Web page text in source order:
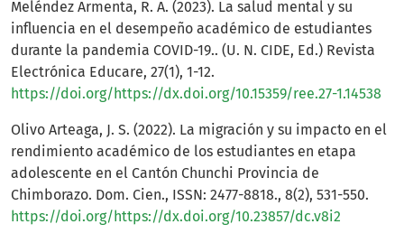
Meléndez Armenta, R. A. (2023). La salud mental y su
influencia en el desempeño académico de estudiantes
durante la pandemia COVID-19.. (U. N. CIDE, Ed.) Revista
Electrónica Educare, 27(1), 1-12.
https://doi.org/https://dx.doi.org/10.15359/ree.27-1.14538
Olivo Arteaga, J. S. (2022). La migración y su impacto en el
rendimiento académico de los estudiantes en etapa
adolescente en el Cantón Chunchi Provincia de
Chimborazo. Dom. Cien., ISSN: 2477-8818., 8(2), 531-550.
https://doi.org/https://dx.doi.org/10.23857/dc.v8i2